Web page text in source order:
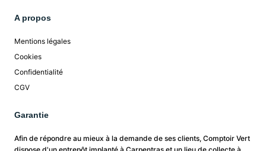
A propos
Mentions légales
Cookies
Confidentialité
CGV
Garantie
Afin de répondre au mieux à la demande de ses clients, Comptoir Vert